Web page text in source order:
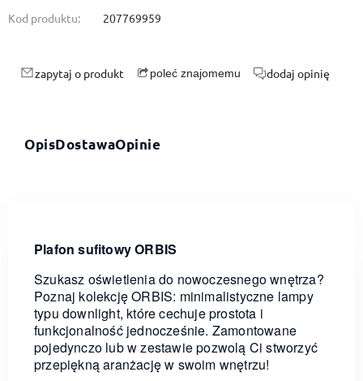
Kod produktu: 207769959
zapytaj o produkt poleć znajomemu dodaj opinię
OpisDostawaOpinie
Plafon sufitowy ORBIS
Szukasz oświetlenia do nowoczesnego wnętrza?
Poznaj kolekcję ORBIS: minimalistyczne lampy
typu downlight, które cechuje prostota i
funkcjonalność jednocześnie. Zamontowane
pojedynczo lub w zestawie pozwolą Ci stworzyć
przepiękną aranżację w swoim wnętrzu!